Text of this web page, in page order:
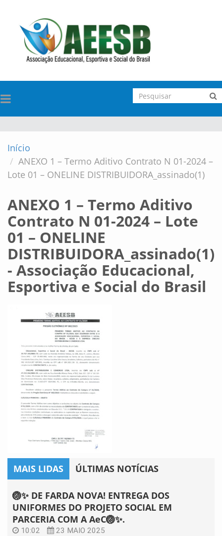
TOGGLE
NAVIGATION
Início
ANEXO 1 – Termo Aditivo Contrato N 01-2024 –
Lote 01 – ONELINE DISTRIBUIDORA_assinado(1)
ANEXO 1 – Termo Aditivo
Contrato N 01-2024 – Lote
01 – ONELINE
DISTRIBUIDORA_assinado(1)
- Associação Educacional,
Esportiva e Social do Brasil
MAIS LIDAS ÚLTIMAS NOTÍCIAS
🏐✨ DE FARDA NOVA! ENTREGA DOS
UNIFORMES DO PROJETO SOCIAL EM
PARCERIA COM A AeC🏐✨.
10:02 23 MAIO 2025